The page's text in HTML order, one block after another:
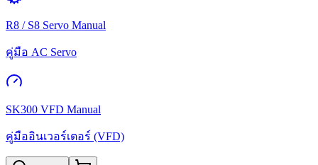
R8 / S8 Servo Manual
คู่มือ AC Servo
SK300 VFD Manual
คู่มืออินเวอร์เตอร์ (VFD)